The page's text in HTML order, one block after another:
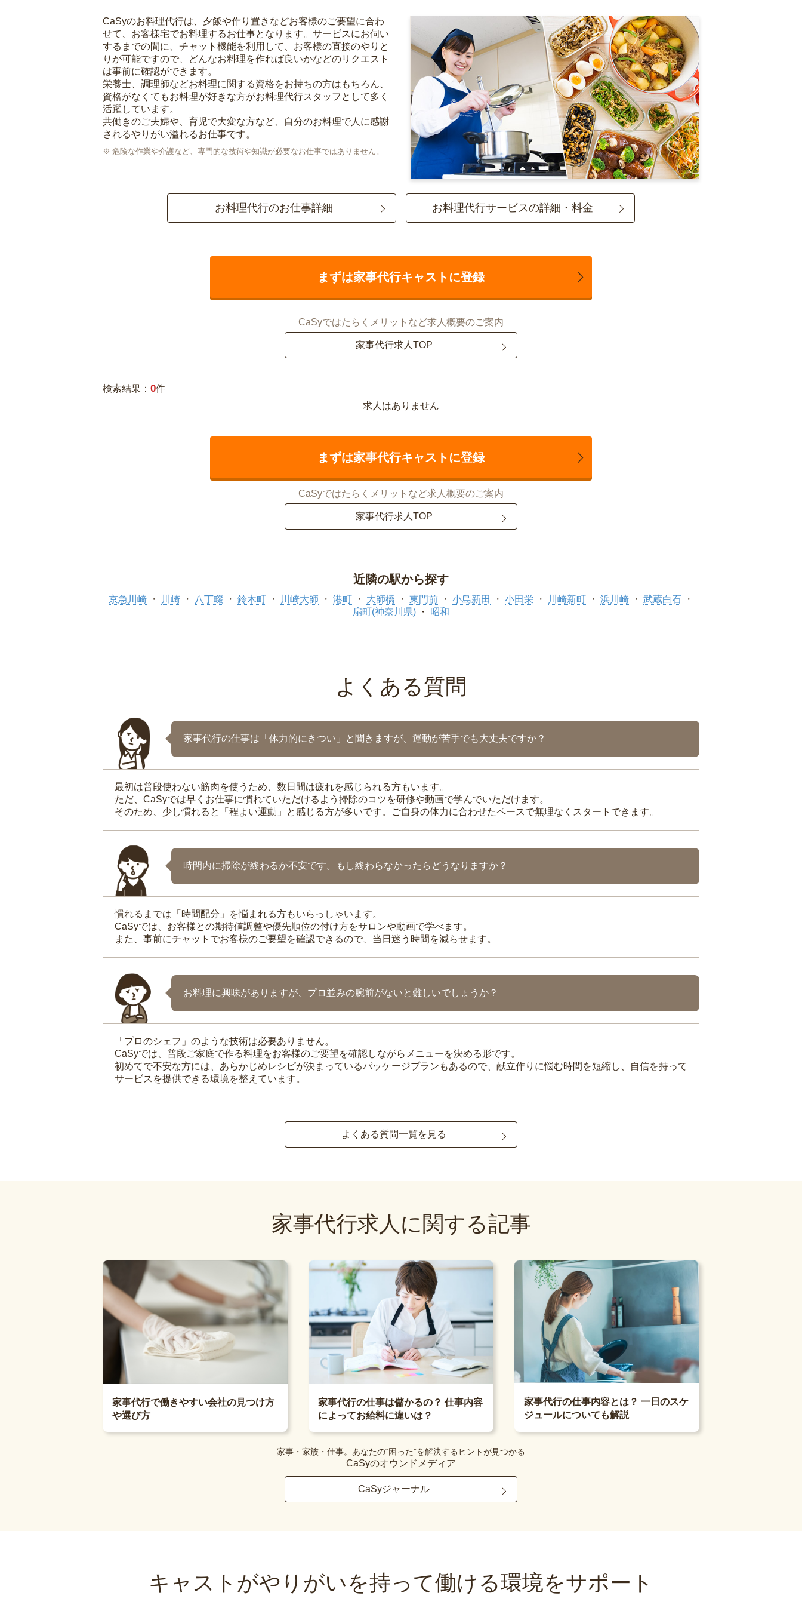
CaSyのお料理代行は、夕飯や作り置きなどお客様のご要望に合わ
せて、お客様宅でお料理するお仕事となります。サービスにお伺い
するまでの間に、チャット機能を利用して、お客様の直接のやりと
りが可能ですので、どんなお料理を作れば良いかなどのリクエスト
は事前に確認ができます。
栄養士、調理師などお料理に関する資格をお持ちの方はもちろん、
資格がなくてもお料理が好きな方がお料理代行スタッフとして多く
活躍しています。
共働きのご夫婦や、育児で大変な方など、自分のお料理で人に感謝
されるやりがい溢れるお仕事です。
危険な作業や介護など、専門的な技術や知識が必要なお仕事ではありません。
お料理代行のお仕事詳細 お料理代行サービスの詳細・料金
まずは家事代行キャストに登録
CaSyではたらくメリットなど求人概要のご案内
家事代行求人TOP
検索結果： 0件
求人はありません
まずは家事代行キャストに登録
CaSyではたらくメリットなど求人概要のご案内
家事代行求人TOP
近隣の駅から探す
京急川崎 川崎 八丁畷 鈴木町 川崎大師 港町 大師橋 東門前 小島新田 小田栄 川崎新町 浜川崎
武蔵白石
扇町(神奈川県)
昭和
よくある質問
家事代行の仕事は「体力的にきつい」と聞きますが、運動が苦手でも大丈夫ですか？
最初は普段使わない筋肉を使うため、数日間は疲れを感じられる方もいます。
ただ、CaSyでは早くお仕事に慣れていただけるよう掃除のコツを研修や動画で学んでいただけます。
そのため、少し慣れると「程よい運動」と感じる方が多いです。ご自身の体力に合わせたペースで無理なくスタートできます。
時間内に掃除が終わるか不安です。もし終わらなかったらどうなりますか？
慣れるまでは「時間配分」を悩まれる方もいらっしゃいます。
CaSyでは、お客様との期待値調整や優先順位の付け方をサロンや動画で学べます。
また、事前にチャットでお客様のご要望を確認できるので、当日迷う時間を減らせます。
お料理に興味がありますが、プロ並みの腕前がないと難しいでしょうか？
「プロのシェフ」のような技術は必要ありません。
CaSyでは、普段ご家庭で作る料理をお客様のご要望を確認しながらメニューを決める形です。
初めてで不安な方には、あらかじめレシピが決まっているパッケージプランもあるので、献立作りに悩む時間を短縮し、自信を持って
サービスを提供できる環境を整えています。
よくある質問一覧を見る
家事代行求人に関する記事
家事代行で働きやすい会社の見つけ方
や選び方
家事代行の仕事は儲かるの？ 仕事内容
によってお給料に違いは？
家事代行の仕事内容とは？ 一日のスケ
ジュールについても解説
家事・家族・仕事。あなたの“困った”を解決するヒントが見つかる
CaSyのオウンドメディア
CaSyジャーナル
キャストがやりがいを持って働ける環境をサポート